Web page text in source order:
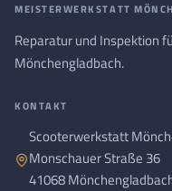
MEISTERWERKSTATT
Reparatur und Inspektion
Mönchengladbach.
KONTAKT
Scooterwerkstatt
Monschauer Straße 36
41068